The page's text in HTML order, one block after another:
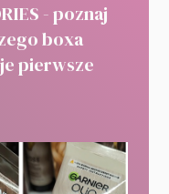
- poznaj
boxa
pierwsze